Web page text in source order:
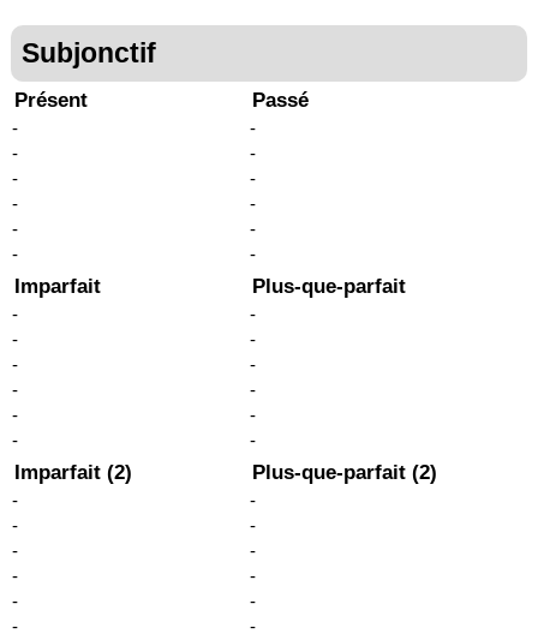
Subjonctif
Présent
-
-
-
-
-
-
Passé
-
-
-
-
-
-
Imparfait
-
-
-
-
-
-
Plus-que-parfait
-
-
-
-
-
-
Imparfait (2)
-
-
-
-
-
-
Plus-que-parfait (2)
-
-
-
-
-
-